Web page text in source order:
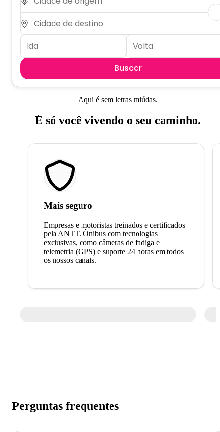
Buscar
Aqui é sem letras miúdas.
É só você vivendo o seu caminho.
Mais seguro
Empresas e motoristas treinados e certificados
pela ANTT. Ônibus com tecnologias
exclusivas, como câmeras de fadiga e
telemetria (GPS) e suporte 24 horas em todos
os nossos canais.
Perguntas frequentes